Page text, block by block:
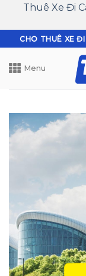
Thuê Xe Đi
to
content
CHO THUÊ XE
Menu